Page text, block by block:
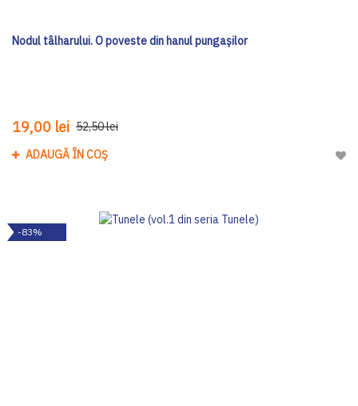
Nodul tâlharului. O poveste din hanul pungașilor
19,00 lei 52,50 lei
ADAUGĂ ÎN COȘ
-83%